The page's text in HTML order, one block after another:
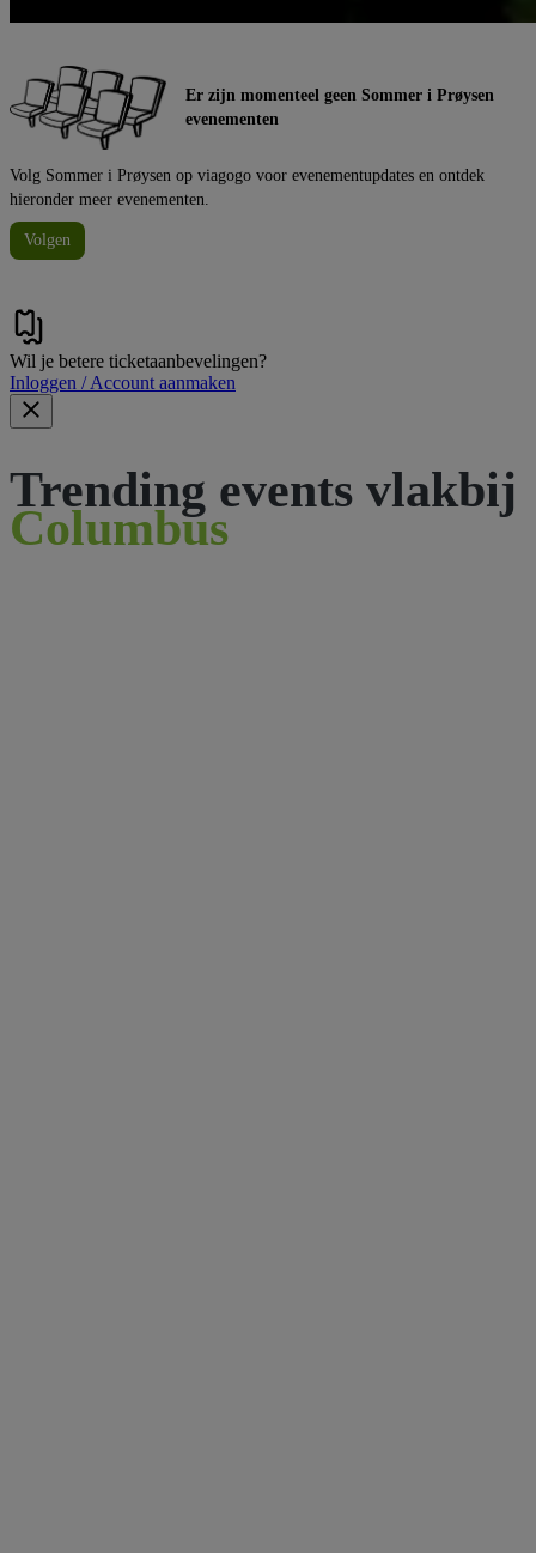
Er zijn momenteel geen Sommer i Prøysen
evenementen
Volg Sommer i Prøysen op viagogo voor evenementupdates en ontdek
hieronder meer evenementen.
Volgen
Wil je betere ticketaanbevelingen?
Inloggen / Account aanmaken
Trending events vlakbij
Columbus